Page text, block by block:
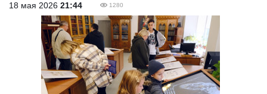
18 мая 2026 21:44 1280